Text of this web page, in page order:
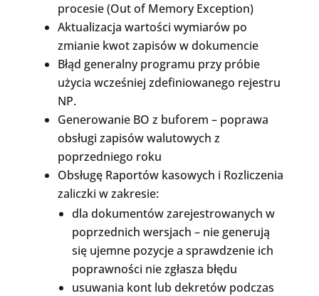
procesie (Out of Memory Exception)
Aktualizacja wartości wymiarów po
zmianie kwot zapisów w dokumencie
Błąd generalny programu przy próbie
użycia wcześniej zdefiniowanego rejestru
NP.
Generowanie BO z buforem – poprawa
obsługi zapisów walutowych z
poprzedniego roku
Obsługę Raportów kasowych i Rozliczenia
zaliczki w zakresie:
dla dokumentów zarejestrowanych w
poprzednich wersjach – nie generują
się ujemne pozycje a sprawdzenie ich
poprawności nie zgłasza błędu
usuwania kont lub dekretów podczas